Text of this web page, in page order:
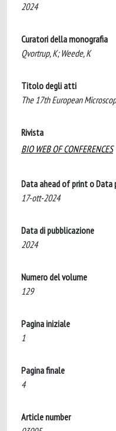
2024
Curatori della monografia
Qvortrup, K; Weede, K
Titolo degli atti
The 17th European
Rivista
BIO WEB OF CONFERENCES
Data ahead of print o Data
17-ott-2024
Data di pubblicazione
2024
Numero del volume
129
Pagina iniziale
1
Pagina finale
4
Article number